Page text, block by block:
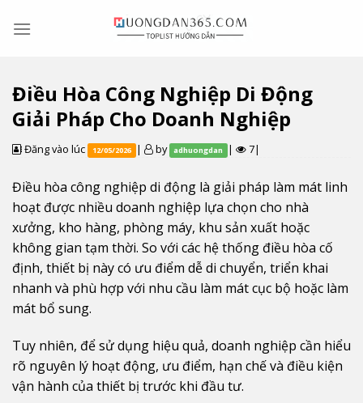
Điều Hòa Công Nghiệp Di Động
Giải Pháp Cho Doanh Nghiệp
Đăng vào lúc 12/05/2026 | by adhuongdan | 7|
Điều hòa công nghiệp di động là giải pháp làm mát linh
hoạt được nhiều doanh nghiệp lựa chọn cho nhà
xưởng, kho hàng, phòng máy, khu sản xuất hoặc
không gian tạm thời. So với các hệ thống điều hòa cố
định, thiết bị này có ưu điểm dễ di chuyển, triển khai
nhanh và phù hợp với nhu cầu làm mát cục bộ hoặc làm
mát bổ sung.
Tuy nhiên, để sử dụng hiệu quả, doanh nghiệp cần hiểu
rõ nguyên lý hoạt động, ưu điểm, hạn chế và điều kiện
vận hành của thiết bị trước khi đầu tư.